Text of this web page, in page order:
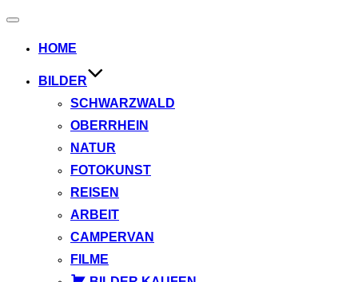
Navigation
HOME
BILDER
SCHWARZWALD
OBERRHEIN
NATUR
FOTOKUNST
REISEN
ARBEIT
CAMPERVAN
FILME